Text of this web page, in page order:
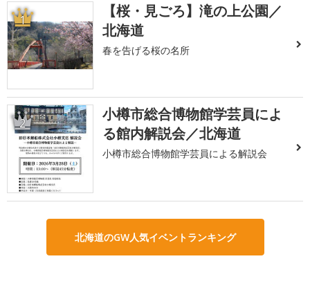
1
【桜・見ごろ】滝の上公園／
北海道
春を告げる桜の名所
2
小樽市総合博物館学芸員によ
る館内解説会／北海道
小樽市総合博物館学芸員による解説会
北海道のGW人気イベントランキング